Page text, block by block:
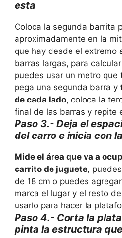
esta
Coloca la segunda barrita
aproximadamente en la
que hay desde el extremo
barras largas, para
puedes usar un metro que
pega una segunda barra y
de cada lado, coloca la
final de las barras y repite
Paso 3.- Deja el
del carro e inicia con
Mide el área que va a
carrito de juguete,
de 18 cm o puedes
marca el lugar y el resto
usarlo para hacer la
Paso 4.- Corta la
pinta la estructura